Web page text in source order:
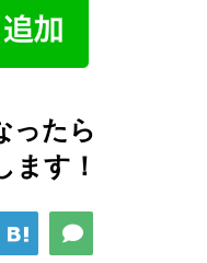
ったら
ます！